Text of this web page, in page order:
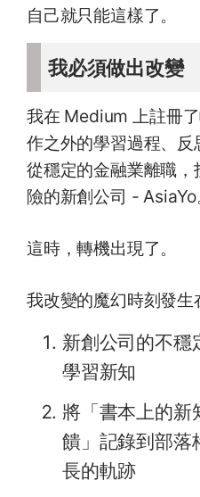
自己就只能這樣了。
我必須做出改變
我在 Medium 上註冊
作之外的學習過程、
從穩定的金融業離職
險的新創公司 - AsiaYo
這時，轉機出現了。
我改變的魔幻時刻發
新創公司的不穩
學習新知
將「書本上的新
饋」記錄到部落
長的軌跡